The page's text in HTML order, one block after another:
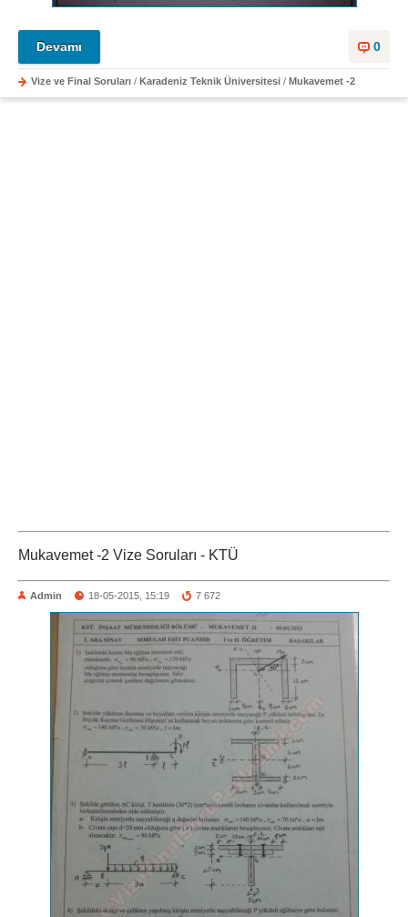
0
Devamı
Vize ve Final Soruları / Karadeniz Teknik Üniversitesi / Mukavemet -2
Mukavemet -2 Vize Soruları - KTÜ
Admin 18-05-2015, 15:19 7 672